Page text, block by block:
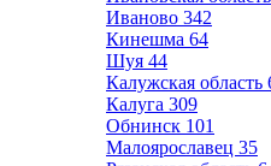
Иваново 342
Кинешма 64
Шуя 44
Калужская область
Калуга 309
Обнинск 101
Малоярославец 35